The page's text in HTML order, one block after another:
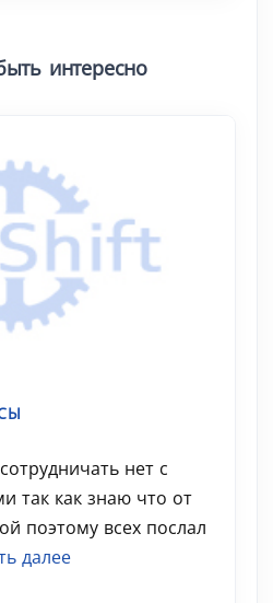
интересно
нет с
так как знаю что от
поэтому всех послал
далее